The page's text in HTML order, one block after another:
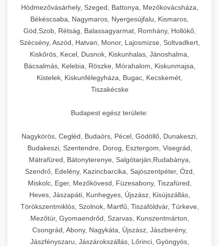
Hódmezővásárhely, Szeged, Battonya, Mezőkovácsháza,
Békéscsaba, Nagymaros, Nyergesújfalu, Kismaros,
Göd,Szob, Rétság, Balassagyarmat, Romhány, Hollókő,
Szécsény, Aszód, Hatvan, Monor, Lajosmizse, Soltvadkert,
Kiskőrös, Kecel, Dusnok, Kiskunhalas, Jánoshalma,
Bácsalmás, Kelebia, Röszke, Mórahalom, Kiskunmajsa,
Kistelek, Kiskunfélegyháza, Bugac, Kecskemét,
Tiszakécske
Budapest egész területe:
Nagykörös, Cegléd, Budaörs, Pécel, Gödöllő, Dunakeszi,
Budakeszi, Szentendre, Dorog, Esztergom, Visegrád,
Mátrafüred, Bátonyterenye, Salgótarján,Rudabánya,
Szendrő, Edelény, Kazincbarcika, Sajószentpéter, Ózd,
Miskolc, Eger, Mezőkövesd, Füzesabony, Tiszafüred,
Heves, Jászapáti, Kunhegyes, Újszász, Kisújszállás,
Törökszentmiklós, Szolnok, Martfű, Tiszaföldvár, Túrkeve,
Mezőtúr, Gyomaendrőd, Szarvas, Kunszentmárton,
Csongrád, Abony, Nagykáta, Újszász, Jászberény,
Jászfényszaru, Jászárokszállás, Lőrinci, Gyöngyös,